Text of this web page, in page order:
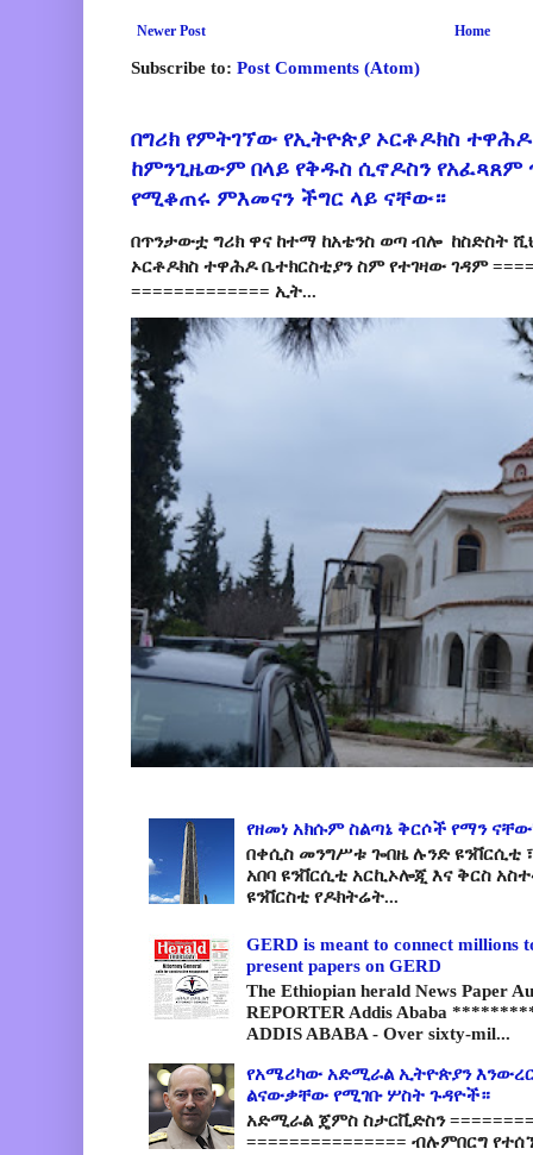
Newer Post Home
Subscribe to: Post Comments (Atom)
በግሪክ የምትገኘው የኢትዮጵያ ኦርቶዶክስ
ከምንጊዜውም በላይ የቅዱስ ሲኖዶስን የአፈጻጸም
የሚቆጠሩ ምእመናን ችግር ላይ ናቸው።
በጥንታውቷ ግሪክ ዋና ከተማ ከአቴንስ ወጣ ብሎ ከስድስት
ኦርቶዶክስ ተዋሕዶ ቤተክርስቲያን ስም የተገዛው ገዳም
============= ኢት...
የዘመነ አክሱም ስልጣኔ ቅርሶች የማን
በቀሲስ መንግሥቱ ጐበዜ ሉንድ ዩንቨርሲቲ
አበባ ዩንቨርሲቲ አርኪኦሎጂ እና ቅርስ
ዩንቨርስቲ የዶክትሬት...
GERD is meant to connect millions
present papers on GERD
The Ethiopian herald News Paper
REPORTER Addis Ababa
ADDIS ABABA - Over sixty-mil...
የአሜሪካው አድሚራል ኢትዮጵያን
ልናውቃቸው የሚገቡ ሦስት ጉዳዮች።
አድሚራል ጄምስ ስታርቪድስን
=============== ብሉምበርግ